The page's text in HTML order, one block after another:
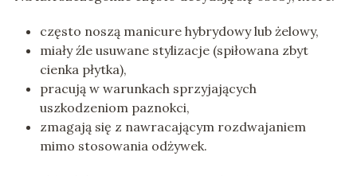
często noszą manicure hybrydowy lub żelowy,
miały źle usuwane stylizacje (spiłowana zbyt
cienka płytka),
pracują w warunkach sprzyjających
uszkodzeniom paznokci,
zmagają się z nawracającym rozdwajaniem
mimo stosowania odżywek.